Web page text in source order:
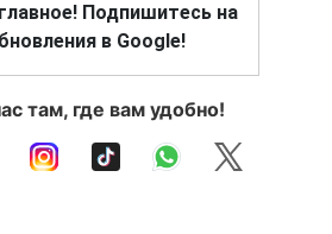
Подпишитесь на
в Google!
там, где вам удобно!